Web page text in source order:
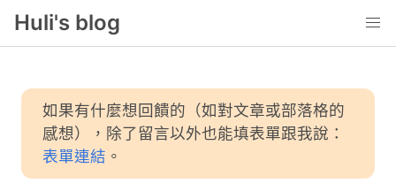
Huli's blog
如果有什麼想回饋的（如對文章或部落格的
感想），除了留言以外也能填表單跟我說：
表單連結 。